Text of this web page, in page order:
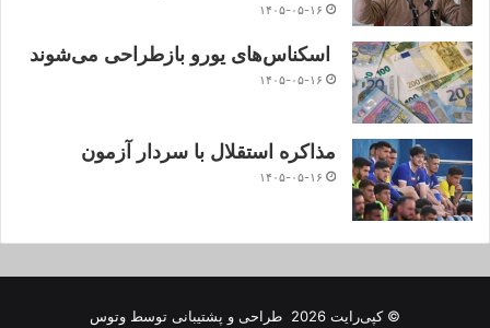
۱۴۰۵-۰۵-۱۶
اسکناس‌های یورو بازطراحی می‌شوند
۱۴۰۵-۰۵-۱۶
مذاکره استقلال با سردار آزمون
۱۴۰۵-۰۵-۱۶
© کپی‌رایت 2026 طراحی و پشتیبانی توسط وتوس